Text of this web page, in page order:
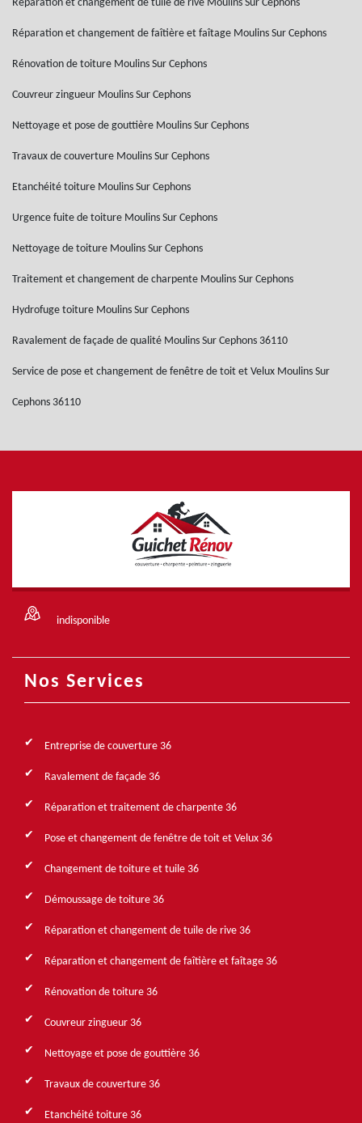
Réparation et changement de tuile de rive Moulins Sur Cephons
Réparation et changement de faîtière et faîtage Moulins Sur Cephons
Rénovation de toiture Moulins Sur Cephons
Couvreur zingueur Moulins Sur Cephons
Nettoyage et pose de gouttière Moulins Sur Cephons
Travaux de couverture Moulins Sur Cephons
Etanchéité toiture Moulins Sur Cephons
Urgence fuite de toiture Moulins Sur Cephons
Nettoyage de toiture Moulins Sur Cephons
Traitement et changement de charpente Moulins Sur Cephons
Hydrofuge toiture Moulins Sur Cephons
Ravalement de façade de qualité Moulins Sur Cephons 36110
Service de pose et changement de fenêtre de toit et Velux Moulins Sur
Cephons 36110
indisponible
Nos Services
Entreprise de couverture 36
Ravalement de façade 36
Réparation et traitement de charpente 36
Pose et changement de fenêtre de toit et Velux 36
Changement de toiture et tuile 36
Démoussage de toiture 36
Réparation et changement de tuile de rive 36
Réparation et changement de faîtière et faîtage 36
Rénovation de toiture 36
Couvreur zingueur 36
Nettoyage et pose de gouttière 36
Travaux de couverture 36
Etanchéité toiture 36